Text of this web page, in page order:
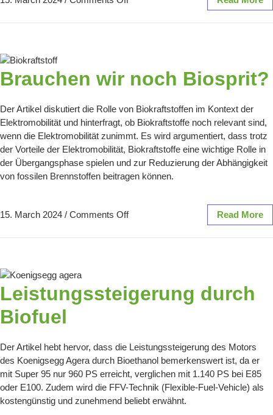
Brauchen wir noch Biosprit?
Der Artikel diskutiert die Rolle von Biokraftstoffen im Kontext der
Elektromobilität und hinterfragt, ob Biokraftstoffe noch relevant sind,
wenn die Elektromobilität zunimmt. Es wird argumentiert, dass trotz
der Vorteile der Elektromobilität, Biokraftstoffe eine wichtige Rolle in
der Übergangsphase spielen und zur Reduzierung der Abhängigkeit
von fossilen Brennstoffen beitragen können.
15. March 2024 / Comments Off Read More
Leistungssteigerung durch
Biofuel
Der Artikel hebt hervor, dass die Leistungssteigerung des Motors
des Koenigsegg Agera durch Bioethanol bemerkenswert ist, da er
mit Super 95 nur 960 PS erreicht, verglichen mit 1.140 PS bei E85
oder E100. Zudem wird die FFV-Technik (Flexible-Fuel-Vehicle) als
kostengünstig und zunehmend beliebt erwähnt.